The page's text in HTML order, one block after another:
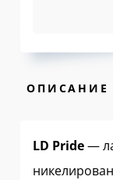
ОПИСАНИЕ
LD Pride—